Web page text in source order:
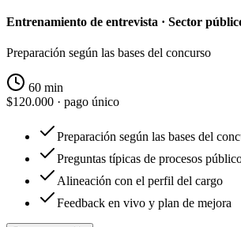
Entrenamiento de entrevista · Sector
Preparación según las bases del concurso
60 min
$120.000 · pago único
Preparación según las bases del
Preguntas típicas de procesos
Alineación con el perfil del cargo
Feedback en vivo y plan de mejora